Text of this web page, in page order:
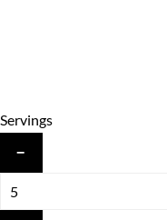
Servings
−